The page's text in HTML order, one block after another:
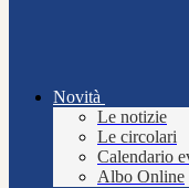
Novità
Le notizie
Le circolari
Calendario
Albo Online